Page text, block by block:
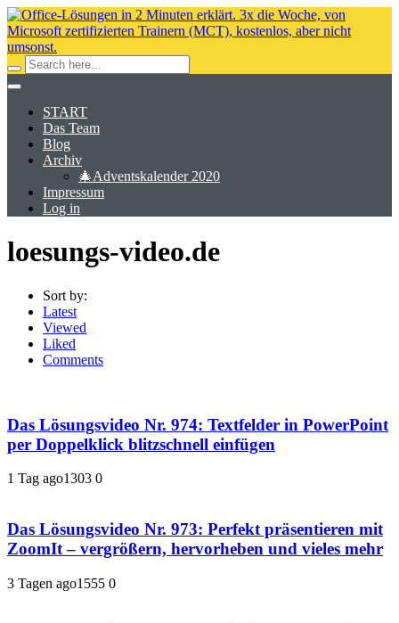
START
Das Team
Blog
Archiv
🎄Adventskalender 2020
Impressum
Log in
loesungs-video.de
Sort by:
Latest
Viewed
Liked
Comments
Das Lösungsvideo Nr. 974: Textfelder in PowerPoint
per Doppelklick blitzschnell einfügen
1 Tag ago1303 0
Das Lösungsvideo Nr. 973: Perfekt präsentieren mit
ZoomIt – vergrößern, hervorheben und vieles mehr
3 Tagen ago1555 0